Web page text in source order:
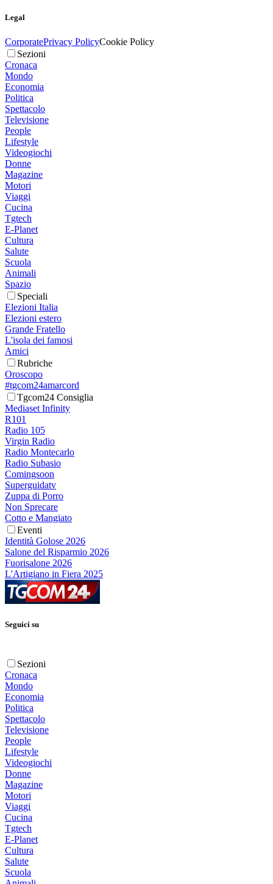
Legal
CorporatePrivacy PolicyCookie Policy
Sezioni
Cronaca
Mondo
Economia
Politica
Spettacolo
Televisione
People
Lifestyle
Videogiochi
Donne
Magazine
Motori
Viaggi
Cucina
Tgtech
E-Planet
Cultura
Salute
Scuola
Animali
Spazio
Speciali
Elezioni Italia
Elezioni estero
Grande Fratello
L'isola dei famosi
Amici
Rubriche
Oroscopo
#tgcom24amarcord
Tgcom24 Consiglia
Mediaset Infinity
R101
Radio 105
Virgin Radio
Radio Montecarlo
Radio Subasio
Comingsoon
Superguidatv
Zuppa di Porro
Non Sprecare
Cotto e Mangiato
Eventi
Identità Golose 2026
Salone del Risparmio 2026
Fuorisalone 2026
L'Artigiano in Fiera 2025
Seguici su
Sezioni
Cronaca
Mondo
Economia
Politica
Spettacolo
Televisione
People
Lifestyle
Videogiochi
Donne
Magazine
Motori
Viaggi
Cucina
Tgtech
E-Planet
Cultura
Salute
Scuola